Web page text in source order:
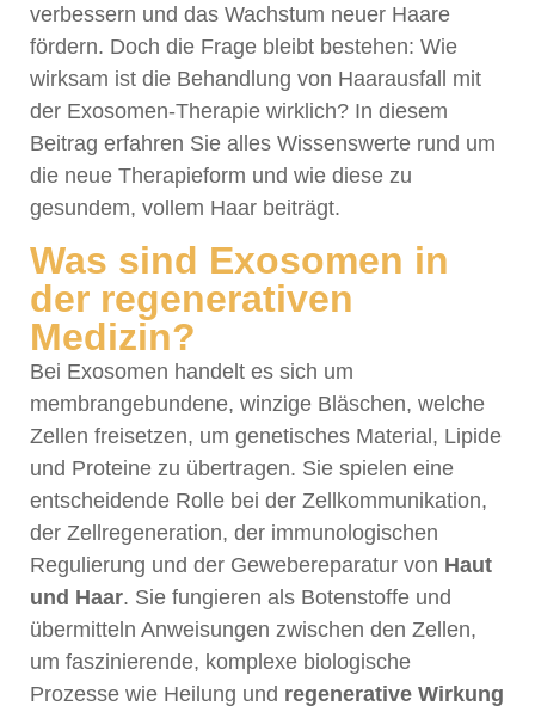
verbessern und das Wachstum neuer Haare
fördern. Doch die Frage bleibt bestehen: Wie
wirksam ist die Behandlung von Haarausfall mit
der Exosomen-Therapie wirklich? In diesem
Beitrag erfahren Sie alles Wissenswerte rund um
die neue Therapieform und wie diese zu
gesundem, vollem Haar beiträgt.
Was sind Exosomen in
der regenerativen
Medizin?
Bei Exosomen handelt es sich um
membrangebundene, winzige Bläschen, welche
Zellen freisetzen, um genetisches Material, Lipide
und Proteine zu übertragen. Sie spielen eine
entscheidende Rolle bei der Zellkommunikation,
der Zellregeneration, der immunologischen
Regulierung und der Gewebereparatur von Haut
und Haar. Sie fungieren als Botenstoffe und
übermitteln Anweisungen zwischen den Zellen,
um faszinierende, komplexe biologische
Prozesse wie Heilung und regenerative Wirkung